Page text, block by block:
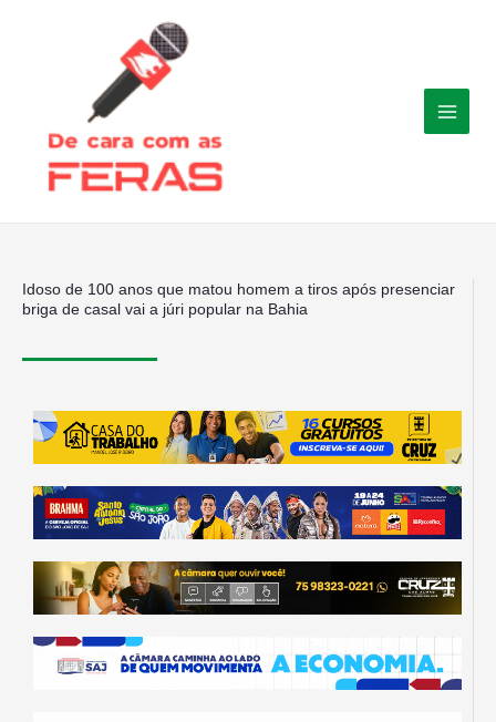
Idoso de 100 anos que matou homem a tiros após presenciar
briga de casal vai a júri popular na Bahia